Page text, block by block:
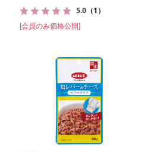
5.0 （1）
[会員のみ価格公開]